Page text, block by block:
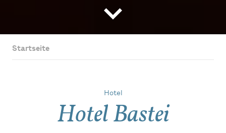
Startseite
Hotel
Hotel Bastei